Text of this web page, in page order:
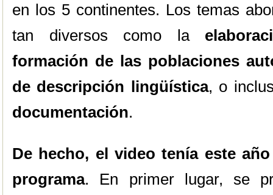
en los 5 continentes. Los temas
tan diversos como la
formación de las poblaciones
de descripción lingüística, o
documentación.
De hecho, el video tenía este
programa. En primer lugar, se